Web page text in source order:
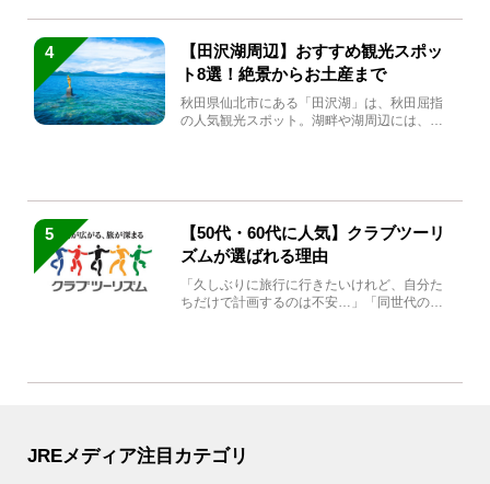
4
【田沢湖周辺】おすすめ観光スポッ
ト8選！絶景からお土産まで
秋田県仙北市にある「田沢湖」は、秋田屈指
の人気観光スポット。湖畔や湖周辺には、田
5
【50代・60代に人気】クラブツーリ
ズムが選ばれる理由
「久しぶりに旅行に行きたいけれど、自分た
ちだけで計画するのは不安…」「同世代の方
JREメディア注目カテゴリ